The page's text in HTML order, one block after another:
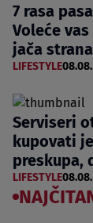
7 rasa
Voleće
jača strana
LIFESTYLE08.08.
Serviseri
kupovati
preskupa,
LIFESTYLE08.08.